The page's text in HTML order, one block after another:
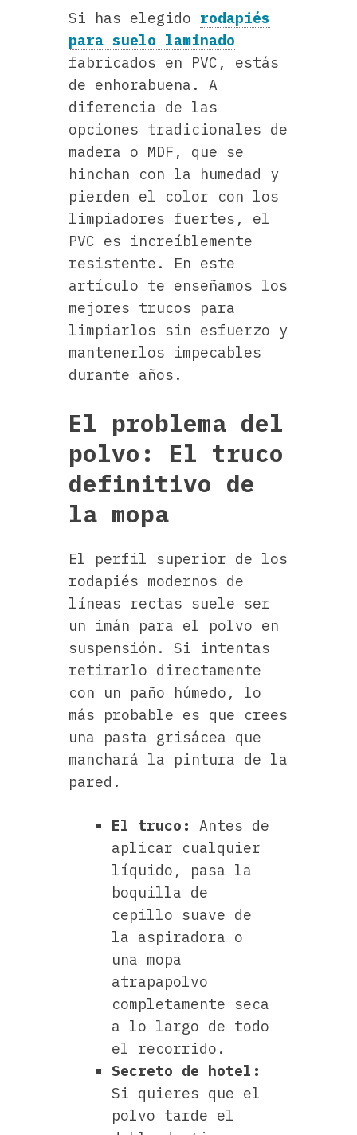
Si has elegido rodapiés
para suelo laminado
fabricados en PVC, estás
de enhorabuena. A
diferencia de las
opciones tradicionales de
madera o MDF, que se
hinchan con la humedad y
pierden el color con los
limpiadores fuertes, el
PVC es increíblemente
resistente. En este
artículo te enseñamos los
mejores trucos para
limpiarlos sin esfuerzo y
mantenerlos impecables
durante años.
El problema del
polvo: El truco
definitivo de
la mopa
El perfil superior de los
rodapiés modernos de
líneas rectas suele ser
un imán para el polvo en
suspensión. Si intentas
retirarlo directamente
con un paño húmedo, lo
más probable es que crees
una pasta grisácea que
manchará la pintura de la
pared.
El truco:
Antes de
aplicar cualquier
líquido, pasa la
boquilla de
cepillo suave de
la aspiradora o
una mopa
atrapapolvo
completamente seca
a lo largo de todo
el recorrido.
Secreto de hotel:
Si quieres que el
polvo tarde el